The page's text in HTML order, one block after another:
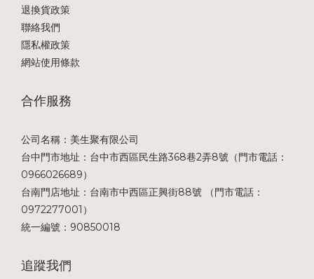
退換貨政策
聯絡我們
隱私權政策
網站使用條款
合作服務
公司名稱：美生聚有限公司
台中門市地址：台中市西區民生路368巷2弄8號（門市電話：
0966026689）
台南門店地址：台南市中西區正興街88號 （門市電話：
0972277001）
統一編號：90850018
追蹤我們